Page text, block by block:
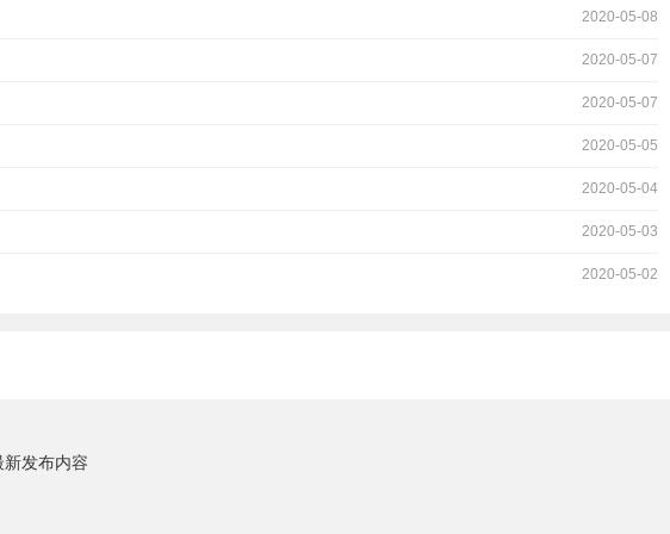
2020-05-08
2020-05-07
2020-05-07
2020-05-05
2020-05-04
2020-05-03
2020-05-02
新发布内容